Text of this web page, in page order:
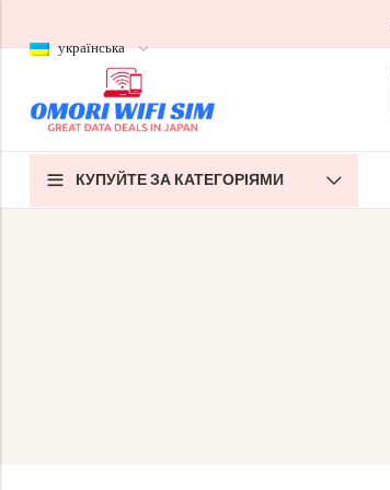
українська
КУПУЙТЕ ЗА КАТЕГОРІЯМИ
Назад
SIM-картки для туристів з Японії
Назад
Домашній WiFi без обмежень
Назад
Про нас